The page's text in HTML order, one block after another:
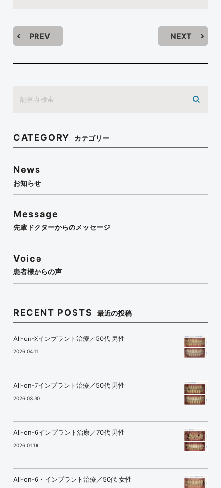
PREV NEXT
CATEGORY カテゴリー
News
お知らせ
Message
先輩ドクターからのメッセージ
Voice
患者様からの声
RECENT POSTS 最近の投稿
All-on-Xインプラント治療／50代 男性
2026.04.11
All-on-7インプラント治療／50代 男性
2026.03.30
All-on-6インプラント治療／70代 男性
2026.01.19
All-on-6・インプラント治療／50代 女性